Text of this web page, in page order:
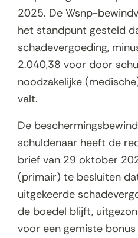
2025. De Wsnp-
het standpunt gesteld
schadevergoeding,
2.040,38 voor door
noodzakelijke
valt.
De
schuldenaar heeft de
brief van 29 oktober
(primair) te besluiten
uitgekeerde
de boedel blijft,
voor een gemiste